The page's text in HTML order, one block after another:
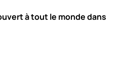
à tout le monde dans